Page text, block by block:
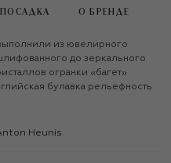
О БРЕНДЕ
из ювелирного
до зеркального
огранки «‎багет»
булавка рельефность
Anton Heunis